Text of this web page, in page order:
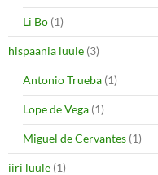
Li Bo (1)
hispaania luule (3)
Antonio Trueba (1)
Lope de Vega (1)
Miguel de Cervantes (1)
iiri luule (1)